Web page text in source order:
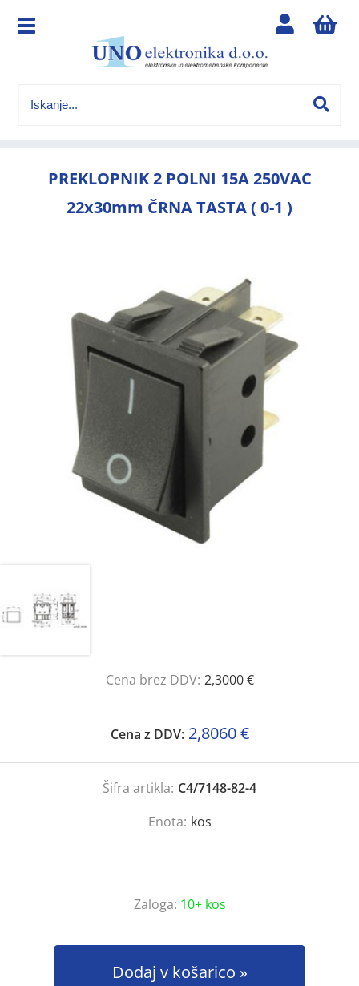
PREKLOPNIK 2 POLNI 15A 250VAC
22x30mm ČRNA TASTA ( 0-1 )
Cena brez DDV: 2,3000 €
Cena z DDV: 2,8060 €
Šifra artikla: C4/7148-82-4
Enota: kos
Zaloga: 10+ kos
Dodaj v košarico